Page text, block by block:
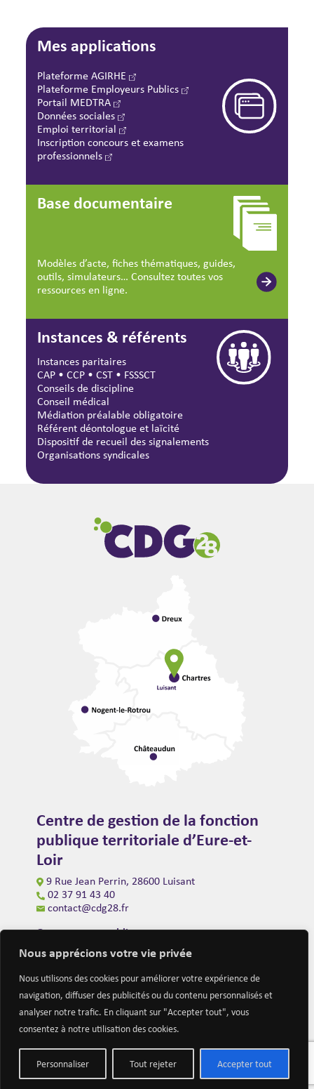
Nous apprécions votre vie privée
Nous utilisons des cookies pour améliorer votre expérience de
navigation, diffuser des publicités ou du contenu personnalisés et
analyser notre trafic. En cliquant sur "Accepter tout", vous
consentez à notre utilisation des cookies.
Personnaliser Tout rejeter Accepter tout
Mes applications
Plateforme AGIRHE
Plateforme Employeurs Publics
Portail MEDTRA
Données sociales
Emploi territorial
Inscription concours et examens
professionnels
Base documentaire
Modèles d’acte, fiches thématiques, guides,
outils, simulateurs… Consultez toutes vos
ressources en ligne.
Instances & référents
Instances paritaires
CAP •CCP •CST • FSSSCT
Conseils de discipline
Conseil médical
Médiation préalable obligatoire
Référent déontologue et laïcité
Dispositif de recueil des signalements
Organisations syndicales
Centre de gestion de la fonction
publique territoriale d’Eure-et-
Loir
9 Rue Jean Perrin, 28600 Luisant
02 37 91 43 40
contact@cdg28.fr
Ouverture au public
du lundi au vendredi de 9h00 à 12h00
et de 14h00 à 16h30
(fermeture à 16h00 le vendredi)
Mentions légales Nous contacter Actualités